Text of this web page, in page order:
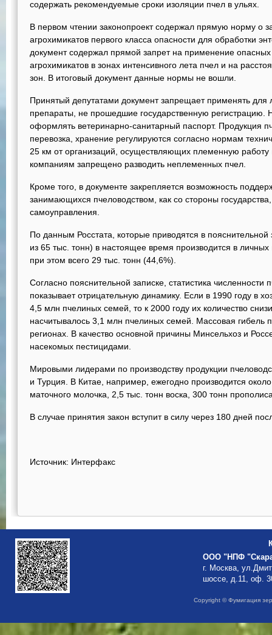
содержать рекомендуемые сроки изоляции пчел в ульях.
В первом чтении законопроект содержал прямую норму о
агрохимикатов первого класса опасности для обработки
документ содержал прямой запрет на применение
агрохимикатов в зонах интенсивного лета пчел и на
зон. В итоговый документ данные нормы не вошли.
Принятый депутатами документ запрещает применять для
препараты, не прошедшие государственную регистрацию.
оформлять ветеринарно-санитарный паспорт. Продукция
перевозка, хранение регулируются согласно нормам
25 км от организаций, осуществляющих племенную
компаниям запрещено разводить неплеменных пчел.
Кроме того, в документе закрепляется возможность
занимающихся пчеловодством, как со стороны
самоуправления.
По данным Росстата, которые приводятся в пояснительной
из 65 тыс. тонн) в настоящее время производится в личных
при этом всего 29 тыс. тонн (44,6%).
Согласно пояснительной записке, статистика
показывает отрицательную динамику. Если в 1990 году в
4,5 млн пчелиных семей, то к 2000 году их количество
насчитывалось 3,1 млн пчелиных семей. Массовая гибель
регионах. В качество основной причины Минсельхоз и
насекомых пестицидами.
Мировыми лидерами по производству продукции
и Турция. В Китае, например, ежегодно производится
маточного молочка, 2,5 тыс. тонн воска, 300 тонн
В случае принятия закон вступит в силу через 180 дней
Источник: Интерфакс
ООО "НПФ
г. Москва,
шоссе, д.11, оф.
Copyright © Фумигация